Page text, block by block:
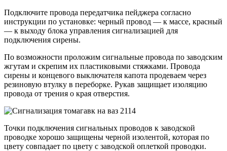
Подключите провода передатчика пейджера согласно
инструкции по установке: черный провод — к массе, красный
— к выходу блока управления сигнализацией для
подключения сирены.
По возможности проложим сигнальные провода по заводским
жгутам и скрепим их пластиковыми стяжками. Провода
сирены и концевого выключателя капота продеваем через
резиновую втулку в переборке. Рукав защищает изоляцию
провода от трения о края отверстия.
Точки подключения сигнальных проводов к заводской
проводке хорошо защищены черной изолентой, которая по
цвету совпадает по цвету с заводской оплеткой проводки.